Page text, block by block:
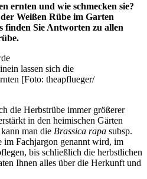
ernten und wie schmecken sie?
Weißen Rübe im Garten
finden Sie Antworten zu allen
lassen sich die
[Foto: theapflueger/
die Herbstrübe immer größerer
in den heimischen Gärten
man die Brassica rapa subsp.
im Fachjargon genannt wird, im
bis schließlich die herbstlichen
Ihnen alles über die Herkunft und